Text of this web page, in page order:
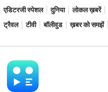
एडिटरजी स्पेशल
दुनिया लोकल ख़बरें
ट्रैवल
टीवी बॉलीवुड ख़बर को समझें